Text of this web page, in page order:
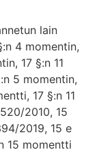
lain
4 momentin,
17 §:n 11
5 momentin,
17 §:n 11
2010, 15
2019, 15 e
15 momentti